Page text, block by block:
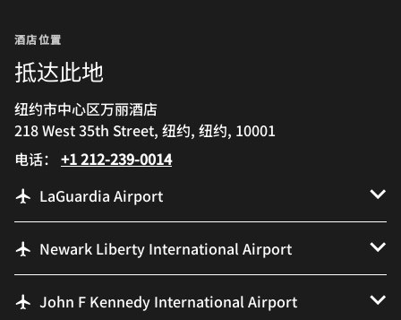
酒店位置
抵达此地
纽约市中心区万丽酒店
218 West 35th Street, 纽约, 纽约, 10001
电话： +1 212-239-0014
LaGuardia Airport
Newark Liberty International Airport
John F Kennedy International Airport